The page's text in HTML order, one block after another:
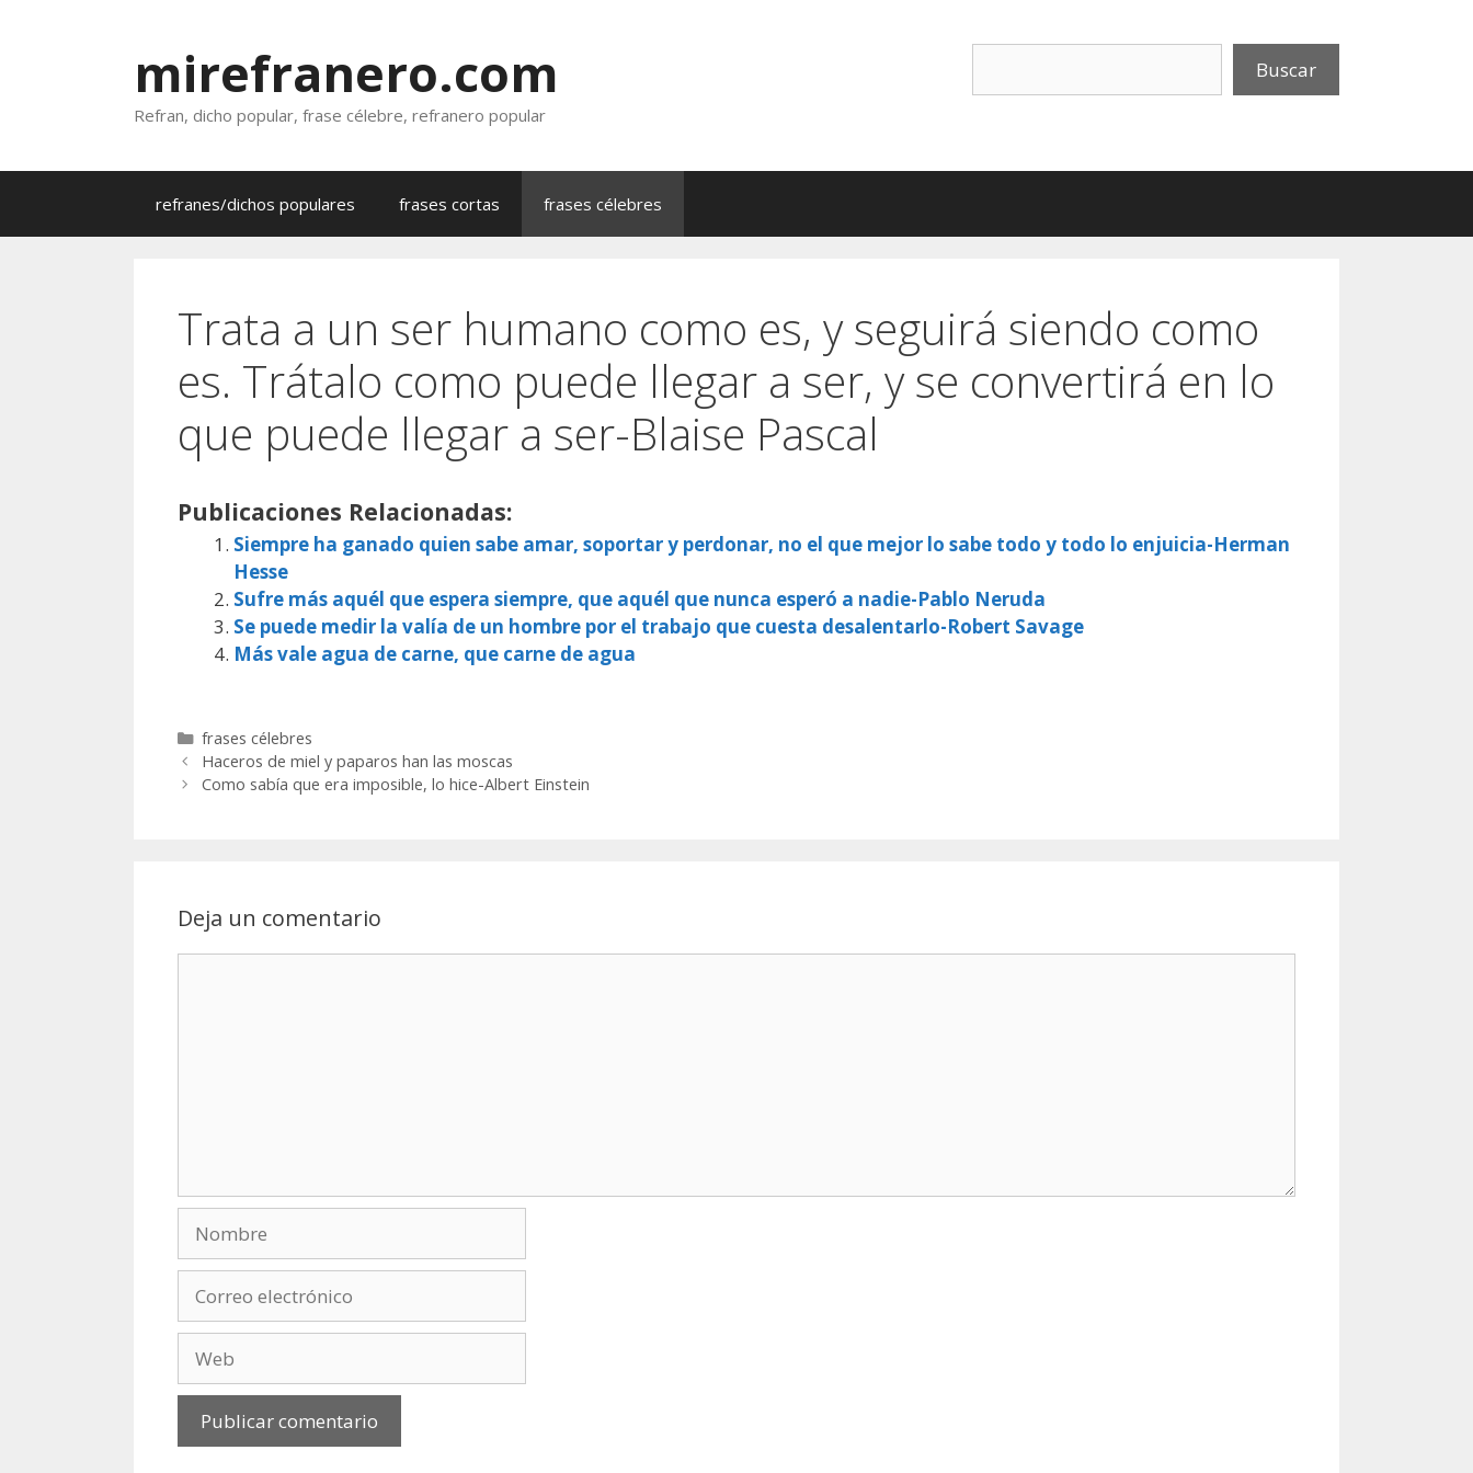
Buscar
mirefranero.com
Refran, dicho popular, frase célebre, refranero popular
refranes/dichos populares frases cortas frases célebres
Trata a un ser humano como es, y seguirá siendo como
es. Trátalo como puede llegar a ser, y se convertirá en lo
que puede llegar a ser-Blaise Pascal
Publicaciones Relacionadas:
Siempre ha ganado quien sabe amar, soportar y perdonar, no el que mejor lo sabe todo y todo lo enjuicia-Herman
Hesse
Sufre más aquél que espera siempre, que aquél que nunca esperó a nadie-Pablo Neruda
Se puede medir la valía de un hombre por el trabajo que cuesta desalentarlo-Robert Savage
Más vale agua de carne, que carne de agua
Categorías
frases célebres
Haceros de miel y paparos han las moscas
Como sabía que era imposible, lo hice-Albert Einstein
Deja un comentario
electrónico